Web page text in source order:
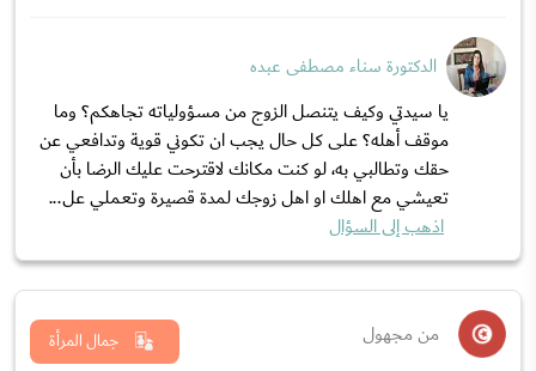
الدكتورة سناء مصطفى عبده
يا سيدتي وكيف يتنصل الزوج من مسؤولياته تجاهكم؟ وما
موقف أهله؟ على كل حال يجب ان تكوني قوية وتدافعي عن
حقك وتطالبي به، لو كنت مكانك لاقترحت عليك الرضا بأن
تعيشي مع اهلك او اهل زوجك لمدة قصيرة وتعملي عل...
اذهب إلى السؤال
من مجهول جمال المرأة